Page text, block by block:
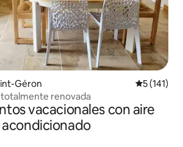
Géron
5 (141)
totalmente renovada
vacacionales con aire
acondicionado